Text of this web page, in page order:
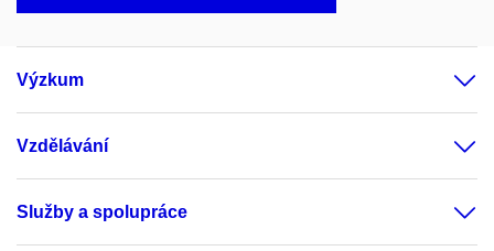
Výzkum
Vzdělávání
Služby a spolupráce